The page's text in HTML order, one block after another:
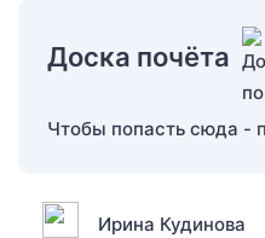
Доска почёта
Чтобы попасть сюда -
Ирина Кудинова